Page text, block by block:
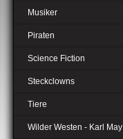
Musiker
Piraten
Science Fiction
Steckclowns
Tiere
Wilder Westen - Karl May